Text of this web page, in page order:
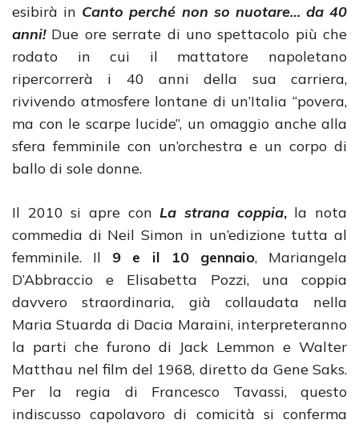
esibirà in Canto perché non so nuotare… da 40
anni!Due ore serrate di uno spettacolo più che
rodato in cui il mattatore napoletano
ripercorrerà i 40 anni della sua carriera,
rivivendo atmosfere lontane di un’Italia “povera,
ma con le scarpe lucide”, un omaggio anche alla
sfera femminile con un’orchestra e un corpo di
ballo di sole donne.
Il 2010 si apre conLa strana coppia, la nota
commedia di Neil Simon in un’edizione tutta al
femminile. Il 9 e il 10 gennaio, Mariangela
D’Abbraccio e Elisabetta Pozzi, una coppia
davvero straordinaria, già collaudata nella
Maria Stuarda di Dacia Maraini, interpreteranno
la parti che furono di Jack Lemmon e Walter
Matthau nel film del 1968, diretto da Gene Saks.
Per la regia di Francesco Tavassi, questo
indiscusso capolavoro di comicità si conferma